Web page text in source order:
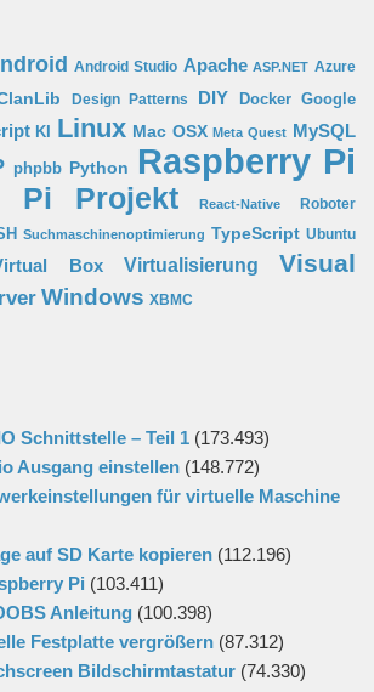
Android Studio Apache ASP.NET Azure
Design Patterns DIY Docker Google
KI Linux Mac OSX Meta Quest MySQL
phpbb Python Raspberry Pi
Pi Projekt React-Native Roboter
Suchmaschinenoptimierung TypeScript Ubuntu
Box Virtualisierung
Visual
Windows XBMC
Schnittstelle – Teil 1 (173.493)
Ausgang einstellen (148.772)
für virtuelle Maschine
auf SD Karte kopieren (112.196)
Pi (103.411)
Anleitung (100.398)
Festplatte vergrößern (87.312)
Bildschirmtastatur (74.330)